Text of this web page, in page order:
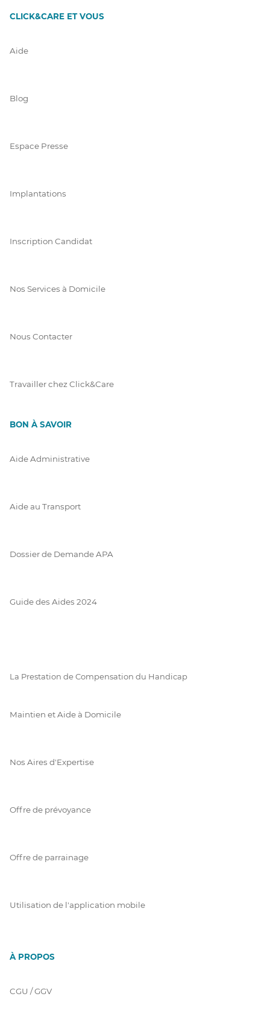
CLICK&CARE ET VOUS
Aide
Blog
Espace Presse
Implantations
Inscription Candidat
Nos Services à Domicile
Nous Contacter
Travailler chez Click&Care
BON À SAVOIR
Aide Administrative
Aide au Transport
Dossier de Demande APA
Guide des Aides 2024
La Prestation de Compensation du Handicap
Maintien et Aide à Domicile
Nos Aires d'Expertise
Offre de prévoyance
Offre de parrainage
Utilisation de l'application mobile
À PROPOS
CGU / GGV